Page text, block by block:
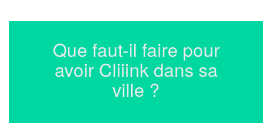
Que faut-il faire pour
avoir Cliiink dans sa
ville ?